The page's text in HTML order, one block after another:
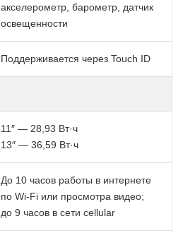
акселерометр, барометр, датчик
освещенности
Поддерживается через Touch ID
11″ — 28,93 Вт·ч
13″ — 36,59 Вт·ч
До 10 часов работы в интернете
по Wi-Fi или просмотра видео;
до 9 часов в сети cellular